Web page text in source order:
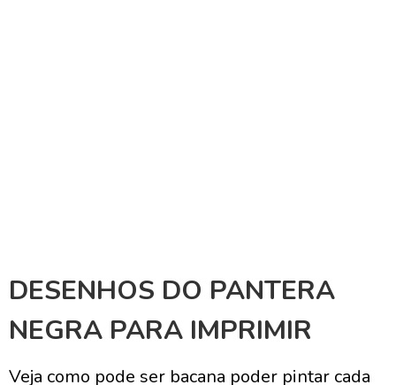
DESENHOS DO PANTERA
NEGRA PARA IMPRIMIR
Veja como pode ser bacana poder pintar cada